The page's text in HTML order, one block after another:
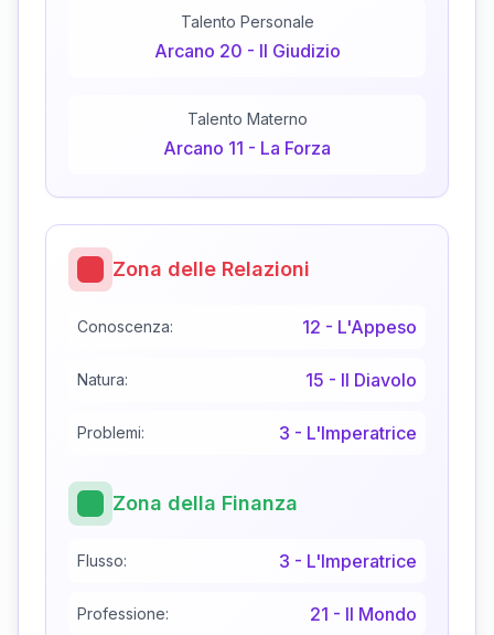
Talento Personale
Arcano 20 - Il Giudizio
Talento Materno
Arcano 11 - La Forza
Zona delle Relazioni
Conoscenza: 12 - L'Appeso
Natura: 15 - Il Diavolo
Problemi: 3 - L'Imperatrice
Zona della Finanza
Flusso: 3 - L'Imperatrice
Professione: 21 - Il Mondo